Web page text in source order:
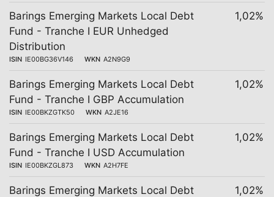
Barings Emerging Markets Local Debt
Fund - Tranche I EUR Unhedged
Distribution
ISIN IE00BG36V146 WKN A2N9G9
1,02%
Barings Emerging Markets Local Debt
Fund - Tranche I GBP Accumulation
ISIN IE00BKZGTK50 WKN A2JE16
1,02%
Barings Emerging Markets Local Debt
Fund - Tranche I USD Accumulation
ISIN IE00BKZGL873 WKN A2H7FE
1,02%
Barings Emerging Markets Local Debt
1,02%